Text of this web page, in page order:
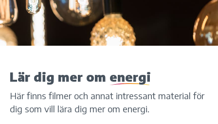
Lär dig mer om energi
Här finns filmer och annat intressant material för
dig som vill lära dig mer om energi.